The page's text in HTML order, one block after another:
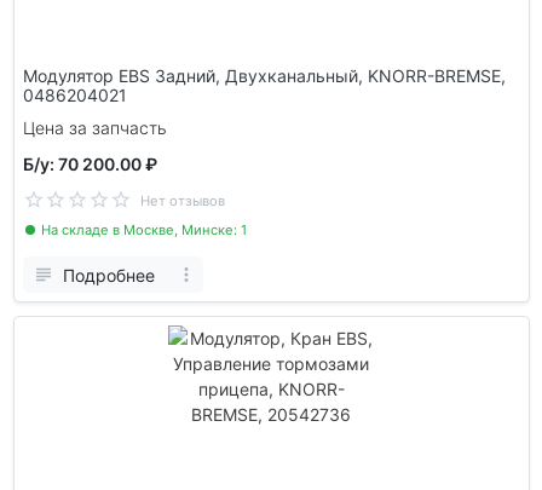
Модулятор EBS Задний, Двухканальный, KNORR-BREMSE,
0486204021
Цена за запчасть
Б/у: 70 200.00 ₽
Нет отзывов
На складе в Москве, Минске: 1
Подробнее